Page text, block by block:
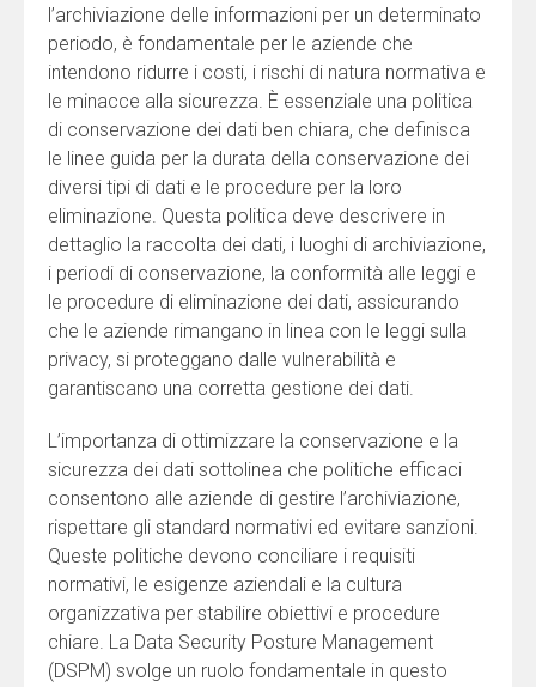
l’archiviazione delle informazioni per un determinato
periodo, è fondamentale per le aziende che
intendono ridurre i costi, i rischi di natura normativa e
le minacce alla sicurezza. È essenziale una politica
di conservazione dei dati ben chiara, che definisca
le linee guida per la durata della conservazione dei
diversi tipi di dati e le procedure per la loro
eliminazione. Questa politica deve descrivere in
dettaglio la raccolta dei dati, i luoghi di archiviazione,
i periodi di conservazione, la conformità alle leggi e
le procedure di eliminazione dei dati, assicurando
che le aziende rimangano in linea con le leggi sulla
privacy, si proteggano dalle vulnerabilità e
garantiscano una corretta gestione dei dati.
L’importanza di ottimizzare la conservazione e la
sicurezza dei dati sottolinea che politiche efficaci
consentono alle aziende di gestire l’archiviazione,
rispettare gli standard normativi ed evitare sanzioni.
Queste politiche devono conciliare i requisiti
normativi, le esigenze aziendali e la cultura
organizzativa per stabilire obiettivi e procedure
chiare. La Data Security Posture Management
(DSPM) svolge un ruolo fondamentale in questo